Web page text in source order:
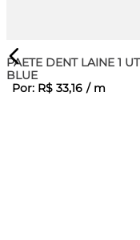
PAETE DENT LAINE 1
BLUE
Por: R$ 33,16 / m